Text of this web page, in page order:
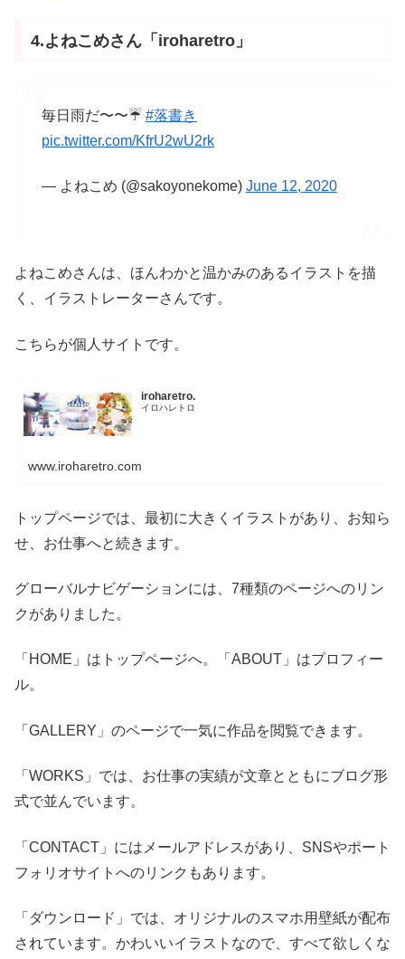
4.よねこめさん「iroharetro」
毎日雨だ〜〜☔️ #落書き
pic.twitter.com/KfrU2wU2rk
— よねこめ (@sakoyonekome) June 12, 2020
よねこめさんは、ほんわかと温かみのあるイラストを描
く、イラストレーターさんです。
こちらが個人サイトです。
iroharetro.
イロハレトロ
www.iroharetro.com
トップページでは、最初に大きくイラストがあり、お知ら
せ、お仕事へと続きます。
グローバルナビゲーションには、7種類のページへのリン
クがありました。
「HOME」はトップページへ。「ABOUT」はプロフィー
ル。
「GALLERY」のページで一気に作品を閲覧できます。
「WORKS」では、お仕事の実績が文章とともにブログ形
式で並んでいます。
「CONTACT」にはメールアドレスがあり、SNSやポート
フォリオサイトへのリンクもあります。
「ダウンロード」では、オリジナルのスマホ用壁紙が配布
されています。かわいいイラストなので、すべて欲しくな